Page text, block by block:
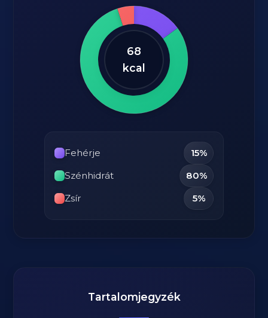
68
kcal
Fehérje
15%
Szénhidrát
80%
Zsír
5%
Tartalomjegyzék